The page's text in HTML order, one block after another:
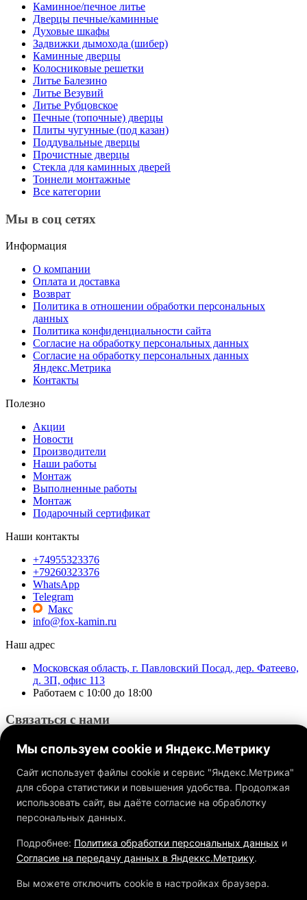
Каминное/печное литье
Дверцы печные/каминные
Духовые шкафы
Задвижки дымохода (шибер)
Каминные дверцы
Колосниковые решетки
Литье Балезино
Литье Везувий
Литье Рубцовское
Печные (топочные) дверцы
Плиты чугунные (под казан)
Поддувальные дверцы
Прочистные дверцы
Стекла для каминных дверей
Тоннели монтажные
Все категории
Мы в соц сетях
Информация
О компании
Оплата и доставка
Возврат
Политика в отношении обработки персональных
данных
Политика конфиденциальности сайта
Согласие на обработку персональных данных
Согласие на обработку персональных данных
Яндекс.Метрика
Контакты
Полезно
Акции
Новости
Производители
Наши работы
Монтаж
Выполненные работы
Монтаж
Подарочный сертификат
Наши контакты
+74955323376
+79260323376
WhatsApp
Telegram
Макс
info@fox-kamin.ru
Наш адрес
Московская область, г. Павловский Посад, дер. Фатеево,
д. 3П, офис 113
Работаем с 10:00 до 18:00
Связаться с нами
Обращаем ваше внимание на то, что данный интернет-сайт, а
также вся информация о товарах и ценах, предоставленная на
при каких условиях не является публичной офертой,
определяемой положениями Статьи 437 ГК РФ.
Мы спользуем cookie и Яндекс.Метрику
Сайт использует файлы cookie и сервис "Яндекс.Метрика"
для сбора статистики и повышения удобства. Продолжая
использовать сайт, вы даёте согласие на обраблотку
персональных данных.
Подробнее: Политика обработки персональных данных и
Согласие на передачу данных в Яндеккс.Метрику.
Вы можете отключить cookie в настройках браузера.